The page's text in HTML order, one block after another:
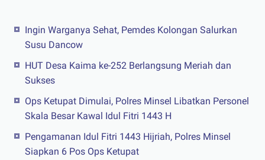
Ingin Warganya Sehat, Pemdes Kolongan Salurkan
Susu Dancow
HUT Desa Kaima ke-252 Berlangsung Meriah dan
Sukses
Ops Ketupat Dimulai, Polres Minsel Libatkan Personel
Skala Besar Kawal Idul Fitri 1443 H
Pengamanan Idul Fitri 1443 Hijriah, Polres Minsel
Siapkan 6 Pos Ops Ketupat